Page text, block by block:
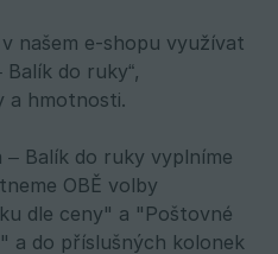
našem e-shopu využívat
Balík do ruky“,
a hmotnosti.
– Balík do ruky vyplníme
OBĚ volby
dle ceny" a "Poštovné
a do příslušných kolonek